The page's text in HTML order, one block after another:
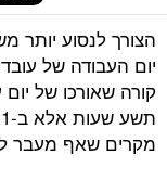
הצורך לנסוע
יום העבודה של
קורה שאורכו של
מקרים שאף מעבר